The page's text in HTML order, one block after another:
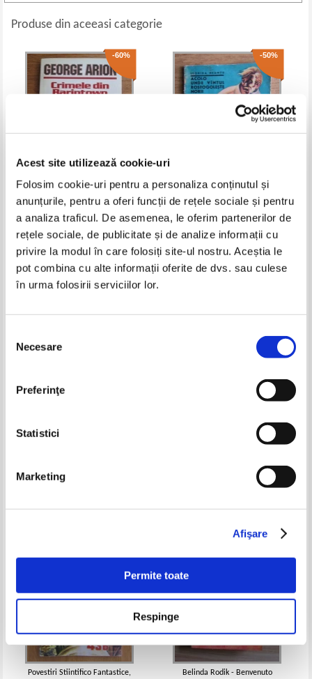
Acest site utilizează cookie-uri
Folosim cookie-uri pentru a personaliza conținutul și
anunțurile, pentru a oferi funcții de rețele sociale și pentru
a analiza traficul. De asemenea, le oferim partenerilor de
rețele sociale, de publicitate și de analize informații cu
privire la modul în care folosiți site-ul nostru. Aceștia le
pot combina cu alte informații oferite de dvs. sau culese
în urma folosirii serviciilor lor.
consimțământului
Necesare
Preferinţe
Statistici
Marketing
Afişare
Permite toate
Respinge
Produse din aceeasi categorie
-60%
George Arion - Crimele din
Barintown
Pret:10,00Lei 4,00 Lei
Adaugă în coș
-50%
Leonida Neamtu - Acolo unde
vantul rostogoleste norii
Pret:10,00Lei 5,00 Lei
Adaugă în coș
-60%
Alain Bauer, Roger Dachez -
Adaugă în coș
Chuck Bainbridge - Arsita alba
Lei
Povestiri Stiintifico Fantastice,
Belinda Rodik - Benvenuto